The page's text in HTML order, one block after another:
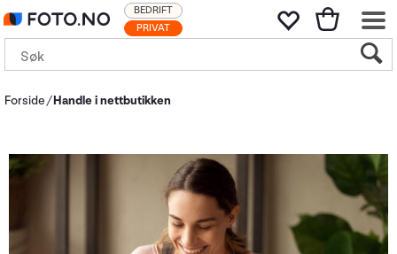
PRIVAT
BEDRIFT
Forside Handle i nettbutikken